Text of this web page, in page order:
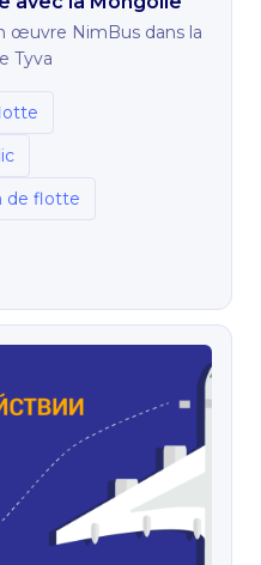
œuvre NimBus dans la
Tyva
de flotte